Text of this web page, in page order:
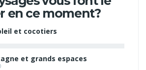
en ce moment?
et cocotiers
et grands espaces